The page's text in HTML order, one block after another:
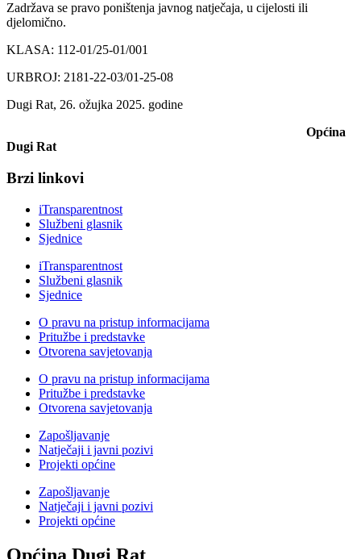
Zadržava se pravo poništenja javnog natječaja, u cijelosti ili
djelomično.
KLASA: 112-01/25-01/001
URBROJ: 2181-22-03/01-25-08
Dugi Rat, 26. ožujka 2025. godine
Općina
Dugi Rat
Brzi linkovi
iTransparentnost
Službeni glasnik
Sjednice
iTransparentnost
Službeni glasnik
Sjednice
O pravu na pristup informacijama
Pritužbe i predstavke
Otvorena savjetovanja
O pravu na pristup informacijama
Pritužbe i predstavke
Otvorena savjetovanja
Zapošljavanje
Natječaji i javni pozivi
Projekti općine
Zapošljavanje
Natječaji i javni pozivi
Projekti općine
Općina Dugi Rat